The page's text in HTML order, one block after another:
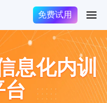
免费试用
息化内训
台